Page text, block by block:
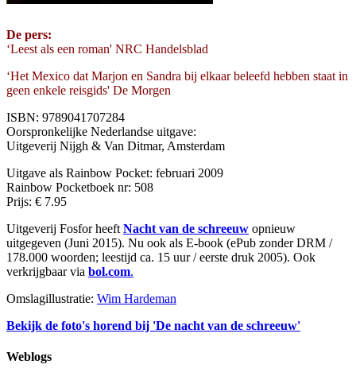
De pers:
‘Leest als een roman' NRC Handelsblad
‘Het Mexico dat Marjon en Sandra bij elkaar beleefd hebben staat in
geen enkele reisgids' De Morgen
ISBN: 9789041707284
Oorspronkelijke Nederlandse uitgave:
Uitgeverij Nijgh & Van Ditmar, Amsterdam
Uitgave als Rainbow Pocket: februari 2009
Rainbow Pocketboek nr: 508
Prijs: € 7.95
Uitgeverij Fosfor heeft Nacht van de schreeuw opnieuw
uitgegeven (Juni 2015). Nu ook als E-book (ePub zonder DRM /
178.000 woorden; leestijd ca. 15 uur / eerste druk 2005). Ook
verkrijgbaar via bol.com.
Omslagillustratie: Wim Hardeman
Bekijk de foto's horend bij 'De nacht van de schreeuw'
Weblogs